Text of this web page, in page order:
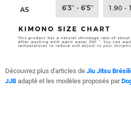
Découvrez plus d'articles de Jiu Jitsu
JJB adapté et les modèles proposés par